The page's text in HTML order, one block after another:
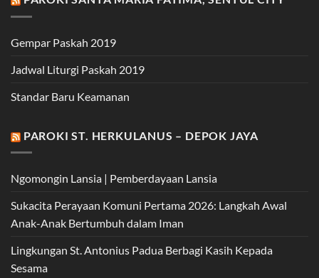
Gempar Paskah 2019
Jadwal Liturgi Paskah 2019
Standar Baru Keamanan
PAROKI ST. HERKULANUS – DEPOK JAYA
Ngomongin Lansia | Pemberdayaan Lansia
Sukacita Perayaan Komuni Pertama 2026: Langkah Awal
Anak-Anak Bertumbuh dalam Iman
Lingkungan St. Antonius Padua Berbagi Kasih Kepada
Sesama